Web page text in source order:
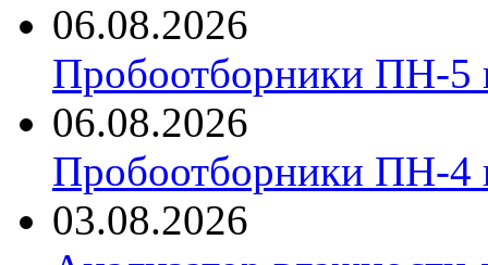
06.08.2026
Пробоотборники ПН-
06.08.2026
Пробоотборники ПН-
03.08.2026